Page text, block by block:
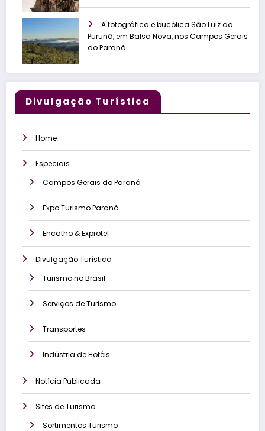
A fotográfica e bucólica São Luiz do
Purunã, em Balsa Nova, nos Campos Gerais
do Paraná
Divulgação Turística
Home
Especiais
Campos Gerais do Paraná
Expo Turismo Paraná
Encatho & Exprotel
Divulgação Turística
Turismo no Brasil
Serviços de Turismo
Transportes
Indústria de Hotéis
Notícia Publicada
Sites de Turismo
Sortimentos Turismo